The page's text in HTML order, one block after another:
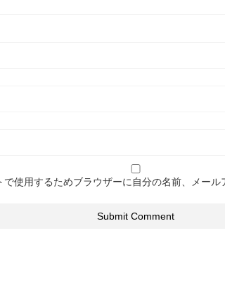
で使用するためブラウザーに自分の名前、メー